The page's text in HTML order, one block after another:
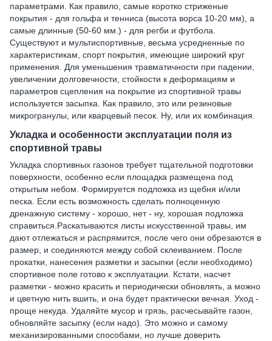
параметрами. Как правило, самые коротко стриженые
покрытия - для гольфа и тенниса (высота ворса 10-20 мм), а
самые длинные (50-60 мм.) - для регби и футбола.
Существуют и мультиспортивные, весьма усредненные по
характеристикам, спорт покрытия, имеющие широкий круг
применения. Для уменьшения травматичности при падении,
увеличении долговечности, стойкости к деформациям и
параметров сцепления на покрытие из спортивной травы
используется засыпка. Как правило, это или резиновые
микрогранулы, или кварцевый песок. Ну, или их комбинация.
Укладка и особенности эксплуатации поля из
спортивной травы
Укладка спортивных газонов требует тщательной подготовки
поверхности, особенно если площадка размещена под
открытым небом. Формируется подложка из щебня и/или
песка. Если есть возможность сделать полноценную
дренажную систему - хорошо, нет - ну, хорошая подложка
справиться.Раскатываются листы искусственной травы, им
дают отлежаться и распрямится, после чего они обрезаются в
размер, и соединяются между собой склеиванием. После
прокатки, нанесения разметки и засыпки (если необходимо)
спортивное поле готово к эксплуатации. Кстати, насчет
разметки - можно красить и периодически обновлять, а можно
и цветную нить вшить, и она будет практически вечная. Уход -
проще некуда. Удаляйте мусор и грязь, расчесывайте газон,
обновляйте засыпку (если надо). Это можно и самому
механизированными способами, но лучше доверить